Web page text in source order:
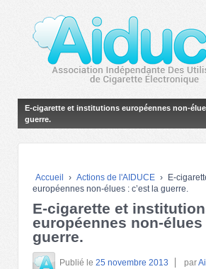
E-cigarette et institutions européennes non-
guerre.
Accueil › Actions de l'AIDUCE ›
E-
européennes non-élues : c’est la guerre.
E-cigarette et
européennes non-élues
guerre.
Publié le 25 novembre 2013 par